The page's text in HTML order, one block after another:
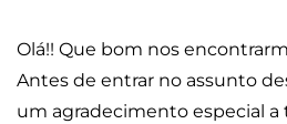
Olá!! Que bom nos
Antes de entrar no assunto
um agradecimento especial a